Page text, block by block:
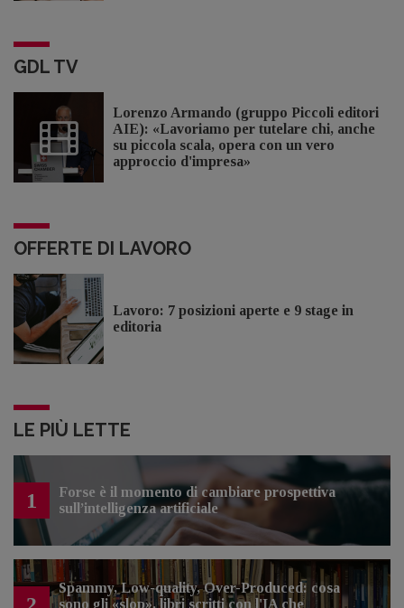
GDL TV
Lorenzo Armando (gruppo Piccoli editori
AIE): «Lavoriamo per tutelare chi, anche
su piccola scala, opera con un vero
approccio d'impresa»
OFFERTE DI LAVORO
Lavoro: 7 posizioni aperte e 9 stage in
editoria
LE PIÙ LETTE
1
Forse è il momento di cambiare prospettiva
sull’intelligenza artificiale
Spammy, Low-quality, Over-Produced: cosa
sono gli «slop», libri scritti con l'IA che